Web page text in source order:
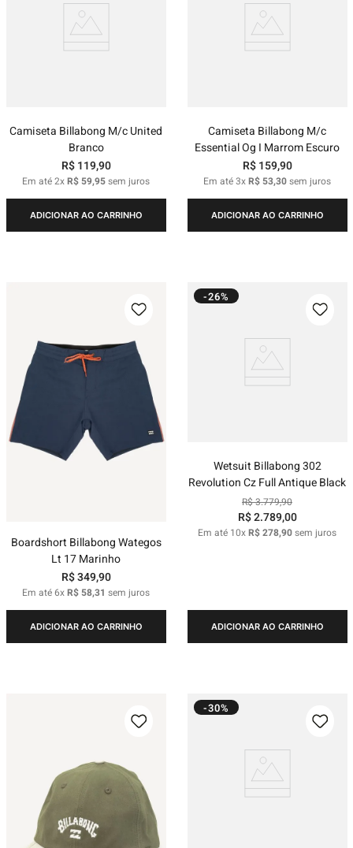
Camiseta Billabong M/c United
Branco
R$ 119,90
Em até2xR$ 59,95sem juros
ADICIONAR AO CARRINHO
Camiseta Billabong M/c
Essential Og I Marrom Escuro
R$ 159,90
Em até3xR$ 53,30sem juros
ADICIONAR AO CARRINHO
Boardshort Billabong Wategos
Lt 17 Marinho
R$349,90
Em até6xR$ 58,31 sem juros
ADICIONAR AO CARRINHO
-26%
Wetsuit Billabong 302
Revolution Cz Full Antique Black
R$3.779,90
R$2.789,00
Em até 10xR$278,90sem juros
ADICIONAR AO CARRINHO
-30%